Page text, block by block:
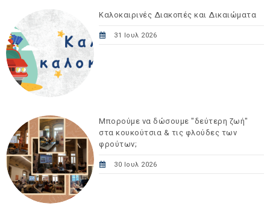
Καλοκαιρινές Διακοπές και Δικαιώματα
31 Ιουλ 2026
Μπορούμε να δώσουμε "δεύτερη ζωή"
στα κουκούτσια & τις φλούδες των
φρούτων;
30 Ιουλ 2026